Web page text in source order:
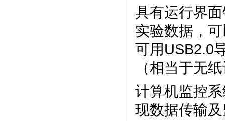
具有运行界面
实验数据
可用USB2.0
（相当于无纸
计算机监控系
现数据传输及监